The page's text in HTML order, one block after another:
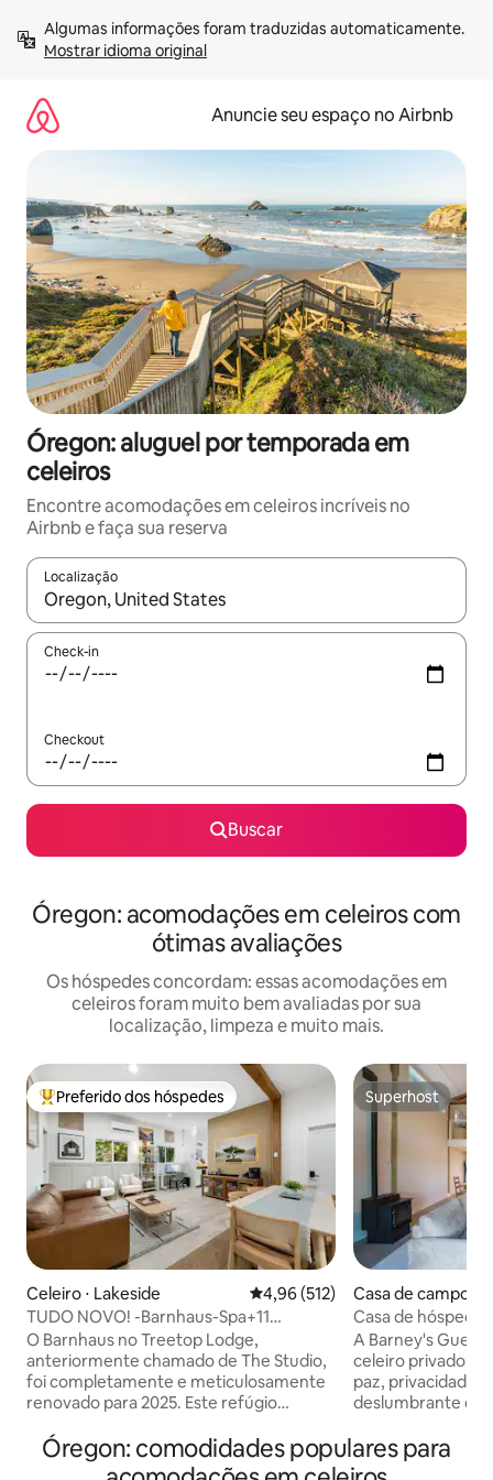
para
Mostrar idioma original
Anuncie seu espaço no Airbnb
Óregon: aluguel por temporada em
celeiros
Encontre acomodações em celeiros incríveis no
Airbnb e faça sua reserva
Localização
Quando os resultados estiverem disponíveis, explore-os
Check-in
Checkout
Buscar
Óregon: acomodações em celeiros com
ótimas avaliações
Os hóspedes concordam: essas acomodações em
celeiros foram muito bem avaliadas por sua
localização, limpeza e muito mais.
Entre os melhores preferidos dos hóspedes
Preferido dos hóspedes
Celeiro ⋅ Lakeside 4,96 de uma avaliação média de
4,96 (512)
TUDO NOVO! -Barnhaus-Spa+11
Acres+EV+Ginásio+Acesso ao Lago
O Barnhaus no Treetop Lodge,
anteriormente chamado de The Studio,
foi completamente e meticulosamente
renovado para 2025. Este refúgio
king, 1 beliche e um sofá-cama) com TVs
de luxo, um PC de jogos de alta
Superhost
Superhost
Casa de campo ⋅
Casa de
tranquilo e
A Barney's Guest
celeiro privado e
paz, privacidade
deslumbrante de
para casais ou
Óregon: comodidades populares para